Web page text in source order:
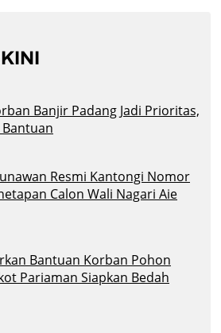
Banjir Padang Jadi Prioritas,
Resmi Kantongi Nomor
Calon Wali Nagari Aie
Bantuan Korban Pohon
Pariaman Siapkan Bedah